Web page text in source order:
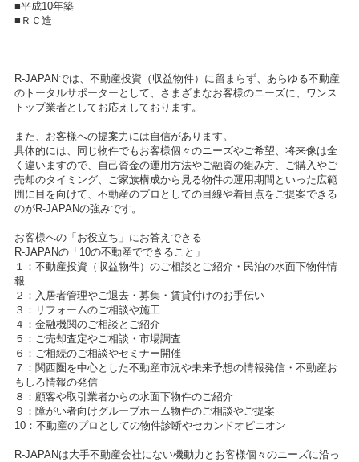
■平成10年築
■ＲＣ造
R-JAPANでは、不動産投資（収益物件）に留まらず、あらゆる不動産
のトータルサポーターとして、さまざまなお客様のニーズに、ワンス
トップ業者としてお応えしております。
また、お客様への提案力には自信があります。
具体的には、同じ物件でもお客様個々のニーズやご希望、将来像は全
く違いますので、自己資金の運用方法やご融資の組み方、ご購入やご
売却のタイミング、ご家族構成から見る物件の運用期間といった広範
囲に目を向けて、不動産のプロとしての目線や着目点をご提案できる
のがR-JAPANの強みです。
お客様への「お役立ち」にお答えできる
R-JAPANの「10の不動産でできること」
１：不動産投資（収益物件）のご相談とご紹介・民泊の水面下物件情
報
２：入居者管理やご退去・募集・賃貸付けのお手伝い
３：リフォームのご相談や施工
４：金融機関のご相談とご紹介
５：ご売却査定やご相談・市場調査
６：ご相続のご相談やセミナー開催
７：関西圏を中心とした不動産市況や未来予想の情報発信・不動産お
もしろ情報の発信
８：顧客や取引業者からの水面下物件のご紹介
９：障がい者向けグループホーム物件のご相談やご提案
10：不動産のプロとしての物件診断やセカンドオピニオン
R-JAPANは大手不動産会社にない機動力とお客様個々のニーズに沿っ